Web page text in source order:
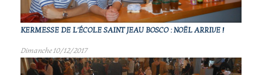
KERMESSE DE L'ÉCOLE SAINT JEAU BOSCO : NOËL ARRIVE !
Dimanche 10/12/2017